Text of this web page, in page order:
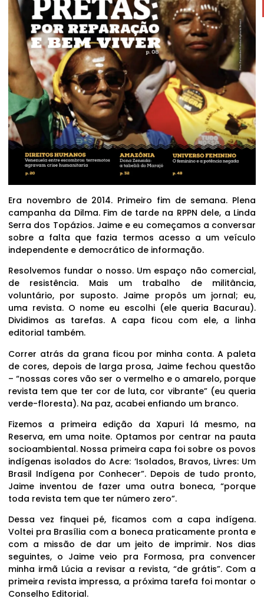
Era novembro de 2014. Primeiro fim de semana. Plena
campanha da Dilma. Fim de tarde na RPPN dele, a Linda
Serra dos Topázios. Jaime e eu começamos a conversar
sobre a falta que fazia termos acesso a um veículo
independente e democrático de informação.
Resolvemos fundar o nosso. Um espaço não comercial,
de resistência. Mais um trabalho de militância,
voluntário, por suposto. Jaime propôs um jornal; eu,
uma revista. O nome eu escolhi (ele queria Bacurau).
Dividimos as tarefas. A capa ficou com ele, a linha
editorial também.
Correr atrás da grana ficou por minha conta. A paleta
de cores, depois de larga prosa, Jaime fechou questão
– “nossas cores vão ser o vermelho e o amarelo, porque
revista tem que ter cor de luta, cor vibrante” (eu queria
verde-floresta). Na paz, acabei enfiando um branco.
Fizemos a primeira edição da Xapuri lá mesmo, na
Reserva, em uma noite. Optamos por centrar na pauta
socioambiental. Nossa primeira capa foi sobre os povos
indígenas isolados do Acre: ‘Isolados, Bravos, Livres: Um
Brasil Indígena por Conhecer”. Depois de tudo pronto,
Jaime inventou de fazer uma outra boneca, “porque
toda revista tem que ter número zero”.
Dessa vez finquei pé, ficamos com a capa indígena.
Voltei pra Brasília com a boneca praticamente pronta e
com a missão de dar um jeito de imprimir. Nos dias
seguintes, o Jaime veio pra Formosa, pra convencer
minha irmã Lúcia a revisar a revista, “de grátis”. Com a
primeira revista impressa, a próxima tarefa foi montar o
Conselho Editorial.